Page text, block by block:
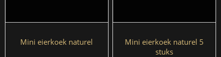
Mini eierkoek naturel
Mini eierkoek naturel 5
stuks